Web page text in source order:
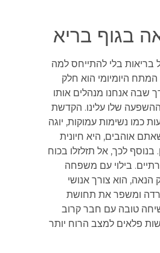
בגוף בריא
בלי להתייחס למה
היומיומי הוא חלק
אנחנו מנהלים אותו
שלו עלינו. הקדשת
נשימות עמוקות, יוגה
אוהבים, היא חיונית
לכך, אל תזלזלו בכוח
בילוי עם משפחה
הוא צורך אנושי
ומשפר את תחושת
טובה עם חבר קרוב
למצב הרוח יותר